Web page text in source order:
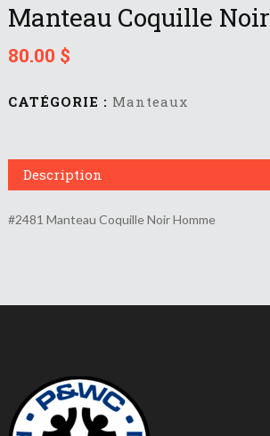
Manteau Coquille Noir
80.00 $
CATÉGORIE : Manteaux
Description
#2481 Manteau Coquille Noir Homme